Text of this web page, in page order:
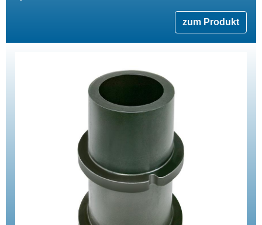
zum Produkt